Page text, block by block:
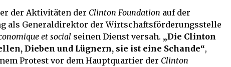
der Aktivitäten der Clinton Foundation auf der
als Generaldirektor der Wirtschaftsförderungsstelle
et social seinen Dienst versah. „Die Clinton
Dieben und Lügnern, sie ist eine Schande“,
Protest vor dem Hauptquartier der Clinton